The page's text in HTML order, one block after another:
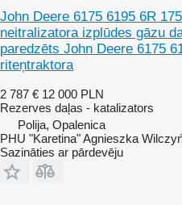
John Deere 6175 6195 6R
neitralizatora izplūdes gāzu
paredzēts John Deere 6175
riteņtraktora
2 787 € 12 000 PLN
Rezerves daļas - katalizators
Polija, Opalenica
PHU "Karetina" Agnieszka
Sazināties ar pārdevēju